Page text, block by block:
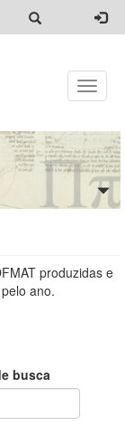
Toggle
produzidas e
ano.
busca